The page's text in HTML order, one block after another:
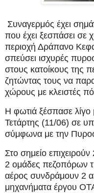
Συναγερμός έχει
που έχει ξεσπάσει σε
περιοχή Δράπανο
σπεύσει ισχυρές
στους κατοίκους της
ζητώντας τους να
χώρους με κλειστές
Η φωτιά ξέσπασε λίγο
Τετάρτης (11/06) σε
σύμφωνα με την
Στο σημείο
2 ομάδες
αέρος συνδράμουν 2
μηχανήματα έργου